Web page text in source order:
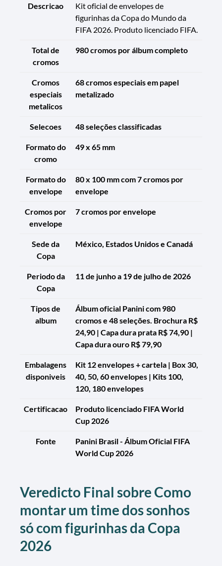
Descricao
Kit oficial de envelopes de
figurinhas da Copa do Mundo da
FIFA 2026. Produto licenciado FIFA.
Total de
cromos
980 cromos por álbum completo
Cromos
especiais
metalicos
68 cromos especiais em papel
metalizado
Selecoes 48 seleções classificadas
Formato do
cromo
49 x 65 mm
Formato do
envelope
80 x 100 mm com 7 cromos por
envelope
Cromos por
envelope
7 cromos por envelope
Sede da
Copa
México, Estados Unidos e Canadá
Periodo da
Copa
11 de junho a 19 de julho de 2026
Tipos de
album
Álbum oficial Panini com 980
cromos e 48 seleções. Brochura R$
24,90 | Capa dura prata R$ 74,90 |
Capa dura ouro R$ 79,90
Embalagens
disponiveis
Kit 12 envelopes + cartela | Box 30,
40, 50, 60 envelopes | Kits 100,
120, 180 envelopes
Certificacao
Produto licenciado FIFA World
Cup 2026
Fonte
Panini Brasil - Álbum Oficial FIFA
World Cup 2026
Veredicto Final sobre Como
montar um time dos sonhos
só com figurinhas da Copa
2026